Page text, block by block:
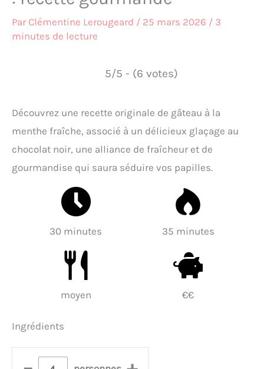
Par Clémentine Lerougeard / 25 mars 2026 / 3
minutes de lecture
5/5 - (6 votes)
Découvrez une recette originale de gâteau à la
menthe fraîche, associé à un délicieux glaçage au
chocolat noir, une alliance de fraîcheur et de
gourmandise qui saura séduire vos papilles.
30 minutes 35 minutes
moyen €€
Ingrédients